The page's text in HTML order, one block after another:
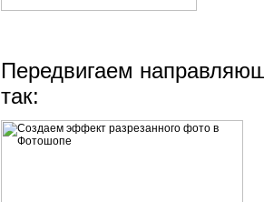
Передвигаем
так: